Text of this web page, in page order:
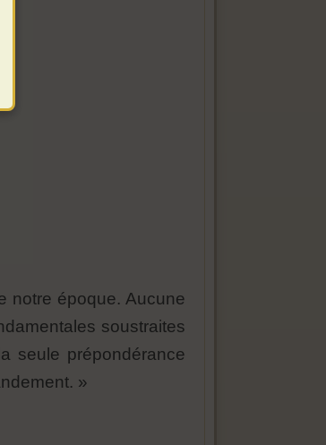
notre époque. Aucune
soustraites
seule prépondérance
»